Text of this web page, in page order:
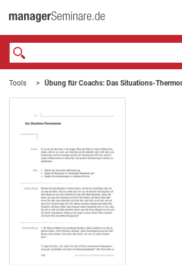
Tools Übung für Coachs: Das Situations-